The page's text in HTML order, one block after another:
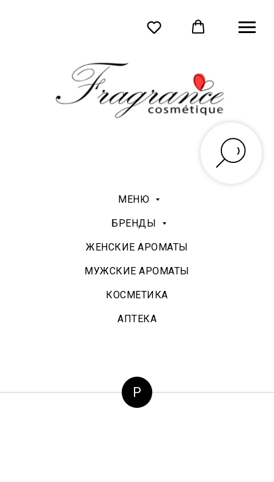
МЕНЮ
БРЕНДЫ
ЖЕНСКИЕ АРОМАТЫ
МУЖСКИЕ АРОМАТЫ
КОСМЕТИКА
АПТЕКА
P